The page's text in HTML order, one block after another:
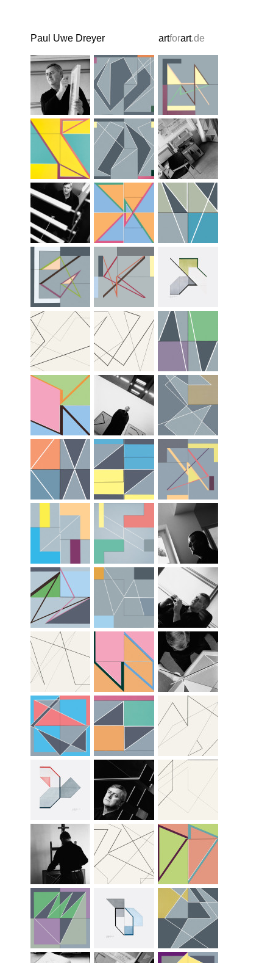
Paul Uwe Dreyer artforart.de